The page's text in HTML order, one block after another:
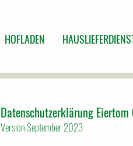
HOFLADEN
Datenschutzerklärung
Version September 2023